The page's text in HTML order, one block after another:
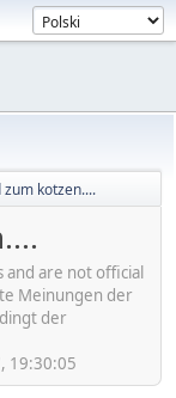
zum kotzen....
and are not official
Meinungen der
der
19:30:05